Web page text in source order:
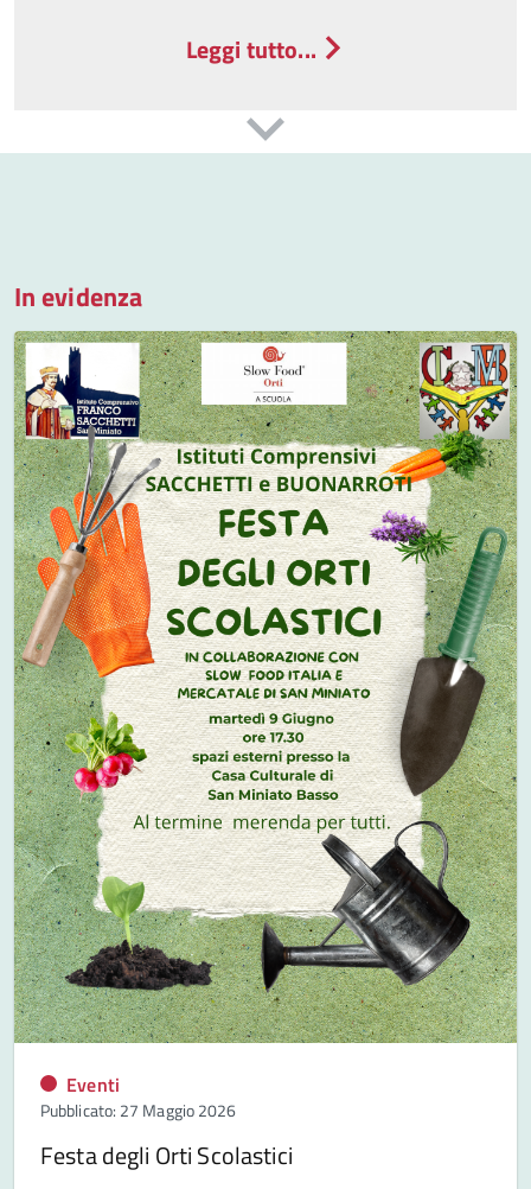
Leggi tutto...
In evidenza
Eventi
Pubblicato: 27 Maggio 2026
Festa degli Orti Scolastici